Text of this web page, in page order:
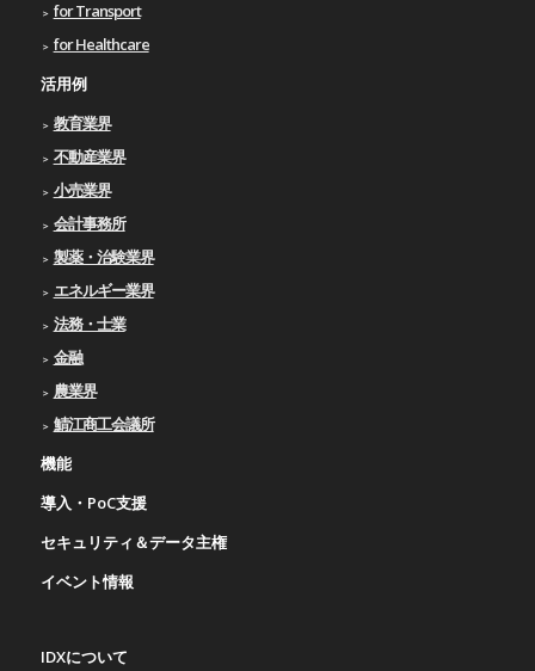
for Transport
for Healthcare
活用例
教育業界
不動産業界
小売業界
会計事務所
製薬・治験業界
エネルギー業界
法務・士業
金融
農業界
鯖江商工会議所
機能
導入・PoC支援
セキュリティ＆データ主権
イベント情報
IDXについて